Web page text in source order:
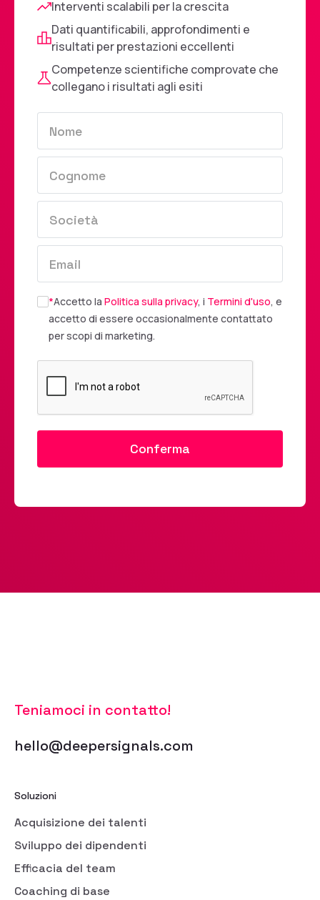
Interventi scalabili per la crescita
Dati quantificabili, approfondimenti e
risultati per prestazioni eccellenti
Competenze scientifiche comprovate che
collegano i risultati agli esiti
*Accetto la Politica sulla privacy, i Termini d'uso, e
accetto di essere occasionalmente contattato
per scopi di marketing.
Teniamoci in contatto!
hello@deepersignals.com
Soluzioni
Acquisizione dei talenti
Sviluppo dei dipendenti
Efficacia del team
Coaching di base